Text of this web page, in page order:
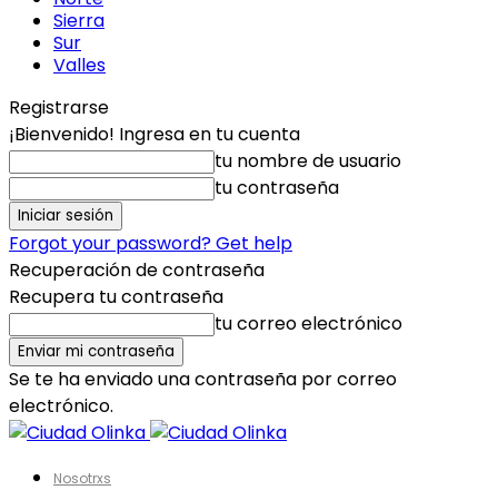
Sierra
Sur
Valles
Registrarse
¡Bienvenido! Ingresa en tu cuenta
tu nombre de usuario
tu contraseña
Forgot your password? Get help
Recuperación de contraseña
Recupera tu contraseña
tu correo electrónico
Se te ha enviado una contraseña por correo
electrónico.
Nosotrxs